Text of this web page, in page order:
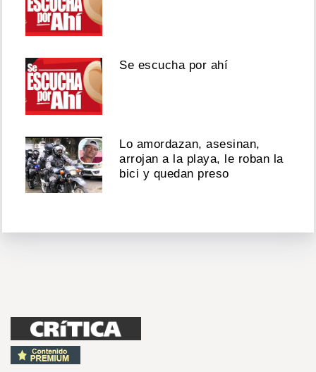
Se escucha por ahí
Lo amordazan, asesinan,
arrojan a la playa, le roban la
bici y quedan preso